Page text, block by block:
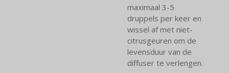
maximaal 3-5
druppels per keer en
wissel af met niet-
citrusgeuren om de
levensduur van de
diffuser te verlengen.